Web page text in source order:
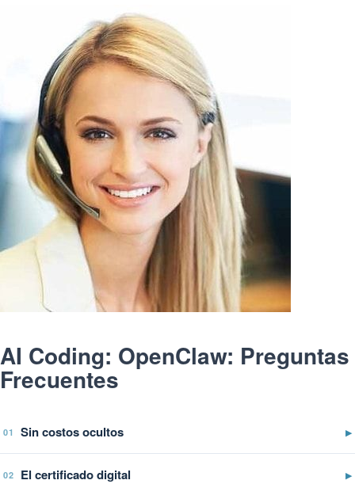
AI Coding: OpenClaw: Preguntas
Frecuentes
01 Sin costos ocultos ▶
02 El certificado digital ▶